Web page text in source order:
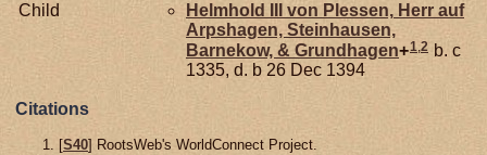
Child
Helmhold III von Plessen, Herr auf
Arpshagen, Steinhausen,
Barnekow, & Grundhagen+1,2 b. c
1335, d. b 26 Dec 1394
Citations
[S40] RootsWeb's WorldConnect Project.